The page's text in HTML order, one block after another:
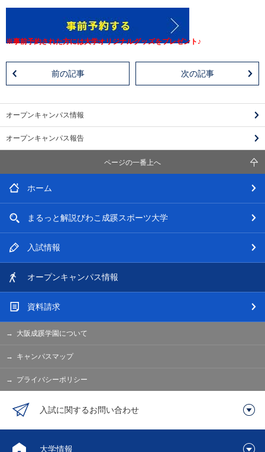
※事前予約された方には大学オリジナルグッズをプレゼント♪
前の記事 次の記事
オープンキャンパス情報
オープンキャンパス報告
ページの一番上へ
ホーム
まるっと解説びわこ成蹊スポーツ大学
入試情報
オープンキャンパス情報
資料請求
大阪成蹊学園について
キャンパスマップ
プライバシーポリシー
入試に関するお問い合わせ
大学情報